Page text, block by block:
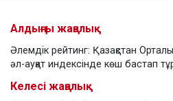
Алдыңғы жаңалық
Әлемдік рейтинг: Қазақстан
әл-ауқат индексінде көш бастап
Келесі жаңалық